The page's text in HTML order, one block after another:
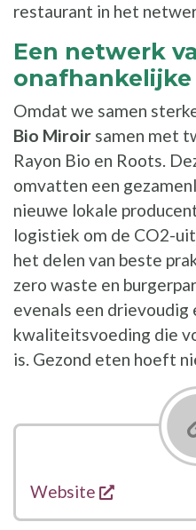
restaurant in het
Een netwerk
Omdat we samen
Bio Miroir samen met
Rayon Bio en Roots.
omvatten een
nieuwe lokale
logistiek om de CO2-
het delen van beste
zero waste en
evenals een
kwaliteitsvoeding die
is. Gezond eten hoeft
Links
Website opent een